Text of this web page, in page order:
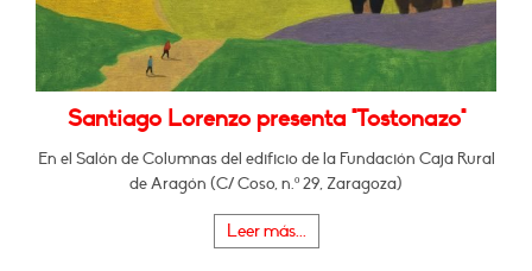
Santiago Lorenzo presenta "Tostonazo"
En el Salón de Columnas del edificio de la Fundación Caja Rural
de Aragón (C/ Coso, n.º 29, Zaragoza)
Leer más...